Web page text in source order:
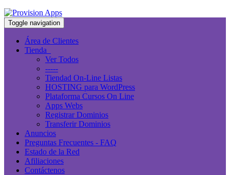
Toggle navigation
Área de Clientes
Tienda
Ver Todos
-----
Tiendad On-Line Listas
HOSTING para WordPress
Plataforma Cursos On Line
Apps Webs
Registrar Dominios
Transferir Dominios
Anuncios
Preguntas Frecuentes - FAQ
Estado de la Red
Afiliaciones
Contáctenos